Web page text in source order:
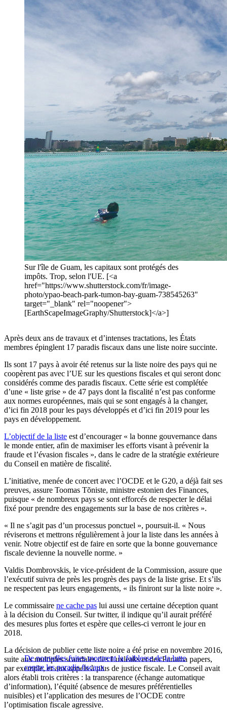
Sur l'île de Guam, les capitaux sont protégés des
impôts. Trop, selon l'UE. [<a
href="https://www.shutterstock.com/fr/image-
photo/ypao-beach-park-tumon-bay-guam-738545263"
target="_blank" rel="noopener">
[EarthScapeImageGraphy/Shutterstock]</a>]
Après deux ans de travaux et d’intenses tractations, les États
membres épinglent 17 paradis fiscaux dans une liste noire succinte.
Ils sont 17 pays à avoir été retenus sur la liste noire des pays qui ne
coopèrent pas avec l’UE sur les questions fiscales et qui seront donc
considérés comme des paradis fiscaux. Cette série est complétée
d’une « liste grise » de 47 pays dont la fiscalité n’est pas conforme
aux normes européennes, mais qui se sont engagés à la changer,
d’ici fin 2018 pour les pays développés et d’ici fin 2019 pour les
pays en développement.
L’objectif de la liste est d’encourager « la bonne gouvernance dans
le monde entier, afin de maximiser les efforts visant à prévenir la
fraude et l’évasion fiscales », dans le cadre de la stratégie extérieure
du Conseil en matière de fiscalité.
L’initiative, menée de concert avec l’OCDE et le G20, a déjà fait ses
preuves, assure Toomas Tõniste, ministre estonien des Finances,
puisque « de nombreux pays se sont efforcés de respecter le délai
fixé pour prendre des engagements sur la base de nos critères ».
« Il ne s’agit pas d’un processus ponctuel », poursuit-il. « Nous
réviserons et mettrons régulièrement à jour la liste dans les années à
venir. Notre objectif est de faire en sorte que la bonne gouvernance
fiscale devienne la nouvelle norme. »
Valdis Dombrovskis, le vice-président de la Commission, assure que
l’exécutif suivra de près les progrès des pays de la liste grise. Et s’ils
ne respectent pas leurs engagements, « ils finiront sur la liste noire ».
Le commissaire ne cache pas lui aussi une certaine déception quant
à la décision du Conseil. Sur twitter, il indique qu’il aurait préféré
des mesures plus fortes et espère que celles-ci verront le jour en
2018.
De nouvelles fuites montrent la faiblesse de la lutte
contre les paradis fiscaux
La décision de publier cette liste noire a été prise en novembre 2016,
suite aux multiples scandales des Luxleaks et des Panama papers,
par exemple, et aux appels à plus de justice fiscale. Le Conseil avait
alors établi trois critères : la transparence (échange automatique
d’information), l’équité (absence de mesures préférentielles
nuisibles) et l’application des mesures de l’OCDE contre
l’optimisation fiscale agressive.